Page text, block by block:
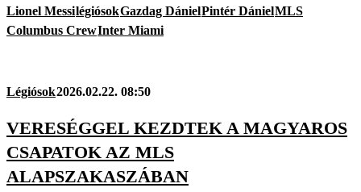
Lionel MessilégiósokGazdag DánielPintér DánielMLS
Columbus CrewInter Miami
Légiósok2026.02.22. 08:50
VERESÉGGEL KEZDTEK A MAGYAROS
CSAPATOK AZ MLS
ALAPSZAKASZÁBAN